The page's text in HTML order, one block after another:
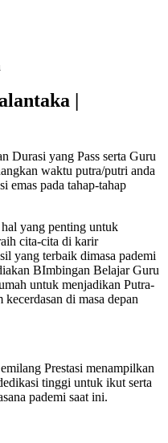
|
Durasi yang Pass serta Guru
waktu putra/putri anda
emas pada tahap-tahap
yang penting untuk
cita-cita di karir
yang terbaik dimasa pademi
BImbingan Belajar Guru
untuk menjadikan Putra-
di masa depan
Prestasi menampilkan
tinggi untuk ikut serta
pademi saat ini.